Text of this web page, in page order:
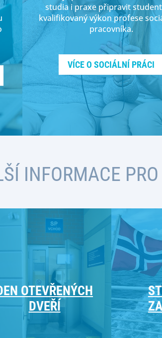
studia i praxe připravit
kvalifikovaný výkon profese
pracovníka.
VÍCE O SOCIÁLNÍ PRÁCI
INFORMACE
OTEVŘENÝCH
DVEŘÍ